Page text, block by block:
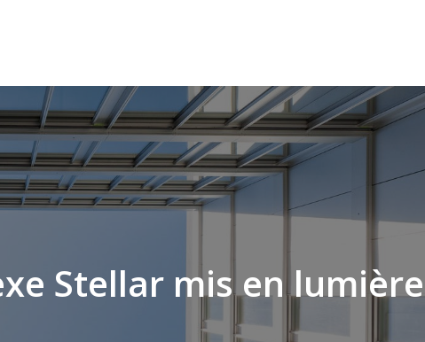
Stellar mis en lumière